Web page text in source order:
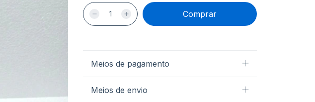
Meios de pagamento
Meios de envio